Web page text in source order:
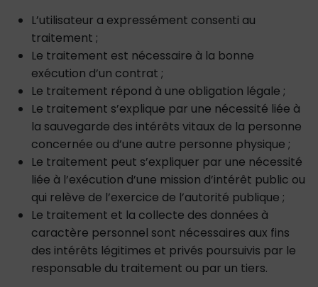
L’utilisateur a expressément consenti au
traitement ;
Le traitement est nécessaire à la bonne
exécution d’un contrat ;
Le traitement répond à une obligation légale ;
Le traitement s’explique par une nécessité liée à
la sauvegarde des intérêts vitaux de la personne
concernée ou d’une autre personne physique ;
Le traitement peut s’expliquer par une nécessité
liée à l’exécution d’une mission d’intérêt public ou
qui relève de l’exercice de l’autorité publique ;
Le traitement et la collecte des données à
caractère personnel sont nécessaires aux fins
des intérêts légitimes et privés poursuivis par le
responsable du traitement ou par un tiers.